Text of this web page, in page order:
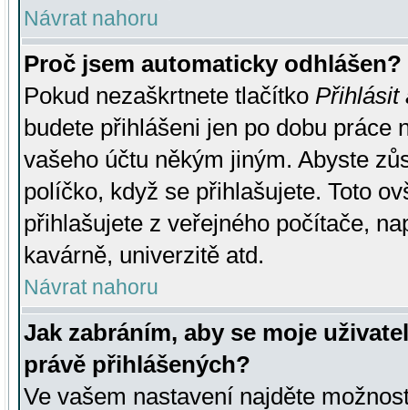
Návrat nahoru
Proč jsem automaticky odhlášen?
Pokud nezaškrtnete tlačítko Přihlásit
budete přihlášeni jen po dobu práce
vašeho účtu někým jiným. Abyste
políčko, když se přihlašujete. Toto
přihlašujete z veřejného počítače,
kavárně, univerzitě atd.
Návrat nahoru
Jak zabráním, aby se moje
právě přihlášených?
Ve vašem nastavení najděte